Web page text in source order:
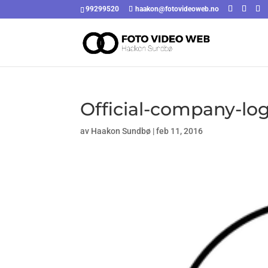
99299520 haakon@fotovideoweb.no
Official-company-
av Haakon Sundbø |feb 11, 2016